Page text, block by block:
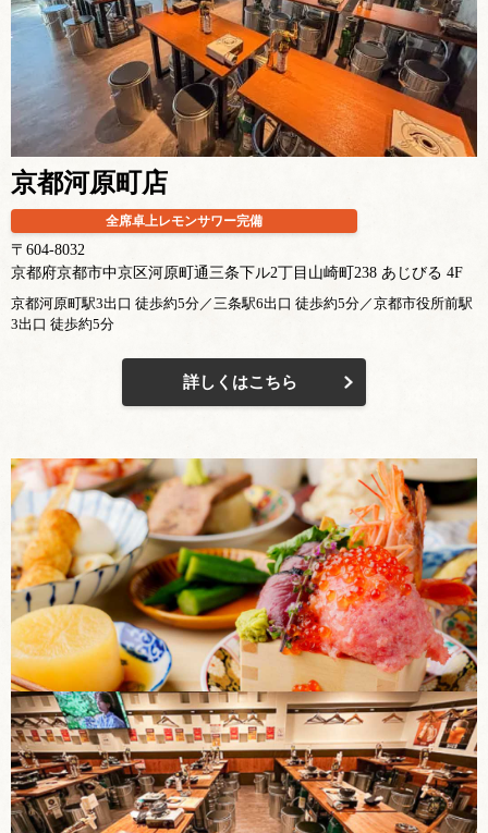
京都河原町店
全席卓上レモンサワー完備
〒604-8032
京都府京都市中京区河原町通三条下ル2丁目山崎町238 あじびる 4F
京都河原町駅3出口 徒歩約5分／三条駅6出口 徒歩約5分／京都市役所前駅
3出口 徒歩約5分
詳しくはこちら